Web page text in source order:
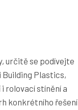
určitě se podívejte
Plastics,
rolovací stínění a
konkrétního řešení